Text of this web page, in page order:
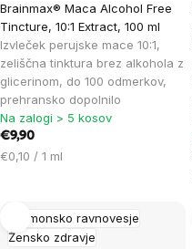
Brainmax® Maca Alcohol Free
Tincture, 10:1 Extract, 100 ml
Izvleček perujske mace 10:1,
zeliščna tinktura brez alkohola z
glicerinom, do 100 odmerkov,
prehransko dopolnilo
Na zalogi > 5 kosov
€9,90
Cena
€0,10 / 1 ml
Hormonsko ravnovesje
Žensko zdravje